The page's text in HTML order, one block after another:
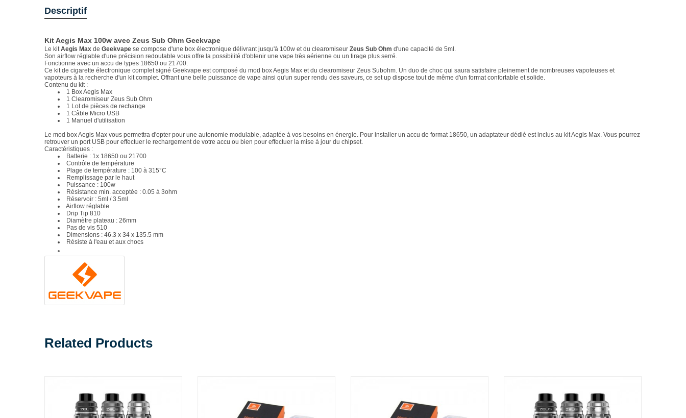
Descriptif
Kit Aegis Max 100w avec Zeus Sub Ohm Geekvape
Le kitAegis Max de Geekvape se compose d'une box électronique délivrant jusqu'à 100w et du clearomiseur Zeus Sub Ohm d'une capacité de 5ml.
Son airflow réglable d'une précision redoutable vous offre la possibilité d'obtenir une vape très aérienne ou un tirage plus serré.
Fonctionne avec un accu de types 18650 ou 21700.
Ce kit de cigarette électronique complet signé Geekvape est composé du mod box Aegis Max et du clearomiseur Zeus Subohm. Un duo de choc qui saura satisfaire pleinement de nombreuses vapoteuses et
vapoteurs à la recherche d'un kit complet. Offrant une belle puissance de vape ainsi qu'un super rendu des saveurs, ce set up dispose tout de même d'un format confortable et solide.
Contenu du kit :
1 Box Aegis Max
1 Clearomiseur Zeus Sub Ohm
1 Lot de pièces de rechange
1 Câble Micro USB
1 Manuel d'utilisation
Le mod box Aegis Max vous permettra d'opter pour une autonomie modulable, adaptée à vos besoins en énergie. Pour installer un accu de format 18650, un adaptateur dédié est inclus au kit Aegis Max. Vous pourrez
retrouver un port USB pour effectuer le rechargement de votre accu ou bien pour effectuer la mise à jour du chipset.
Caractéristiques :
Batterie : 1x 18650 ou 21700
Contrôle de température
Plage de température : 100 à 315°C
Remplissage par le haut
Puissance : 100w
Résistance min. acceptée : 0.05 à 3ohm
Réservoir : 5ml / 3.5ml
Airflow réglable
Drip Tip 810
Diamètre plateau : 26mm
Pas de vis 510
Dimensions : 46.3 x 34 x 135.5 mm
Résiste à l'eau et aux chocs
Related Products